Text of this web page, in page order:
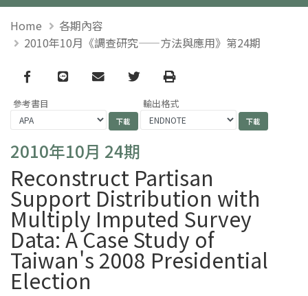
Home
各期內容
2010年10月《調查研究——方法與應用》第24期
Facebook
line email TwitterPrint
參考書目 輸出格式
2010年10月 24期
Reconstruct Partisan
Support Distribution with
Multiply Imputed Survey
Data: A Case Study of
Taiwan's 2008 Presidential
Election